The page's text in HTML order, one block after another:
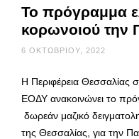
Το πρόγραμμα
κορωνοιού την
6 ΟΚΤΩΒΡΊΟΥ, 2022
Η Περιφέρεια Θεσσαλίας
ΕΟΔΥ ανακοινώνει το
δωρεάν μαζικό
της Θεσσαλίας, για την